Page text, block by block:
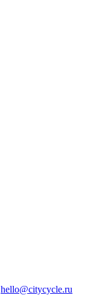
hello@citycycle.ru